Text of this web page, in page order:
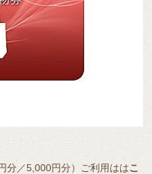
分／5,000円分）ご利用ははこ